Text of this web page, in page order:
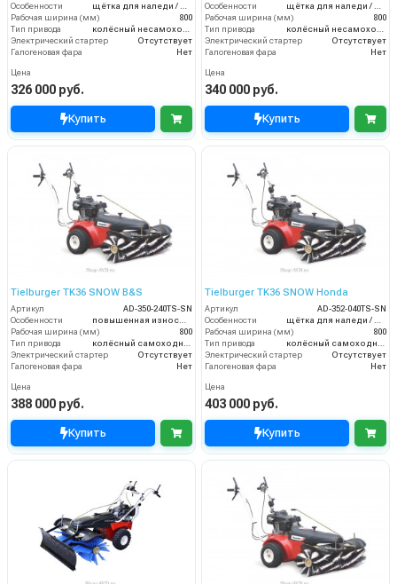
Особенности
Рабочая ширина (мм)
800
Тип привода
Электрический стартер
Отсутствует
Галогеновая фара
Нет
Цена
326 000 руб.
Купить
Особенности
Рабочая ширина (мм)
800
Тип привода
Электрический стартер
Отсутствует
Галогеновая фара
Нет
Цена
340 000 руб.
Купить
Tielburger TK36 SNOW B&S
Артикул
AD-350-240TS-SN
Особенности
Рабочая ширина (мм)
800
Тип привода
Электрический стартер
Отсутствует
Галогеновая фара
Нет
Цена
388 000 руб.
Купить
Tielburger TK36 SNOW Honda
Артикул
AD-352-040TS-SN
Особенности
Рабочая ширина (мм)
800
Тип привода
Электрический стартер
Отсутствует
Галогеновая фара
Нет
Цена
403 000 руб.
Купить